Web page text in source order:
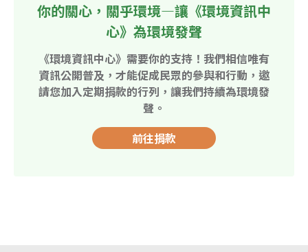
你的關心，關乎環境—讓《環境資訊中
心》為環境發聲
《環境資訊中心》需要你的支持！我們相信唯有
資訊公開普及，才能促成民眾的參與和行動，邀
請您加入定期捐款的行列，讓我們持續為環境發
聲。
前往捐款